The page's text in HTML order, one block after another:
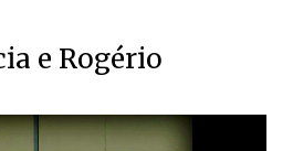
e Rogério